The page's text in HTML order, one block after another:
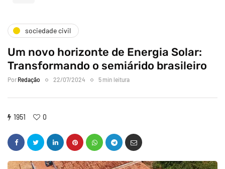
sociedade civil
Um novo horizonte de Energia Solar:
Transformando o semiárido brasileiro
Por Redação 22/07/2024 5 min leitura
1951 0